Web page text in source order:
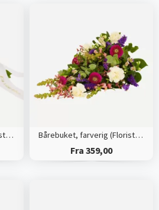
Bårebuket, farverig (Floristens kreative valg) med bånd Bårebuket, farverig (Floristens kreative valg)
Fra 359,00